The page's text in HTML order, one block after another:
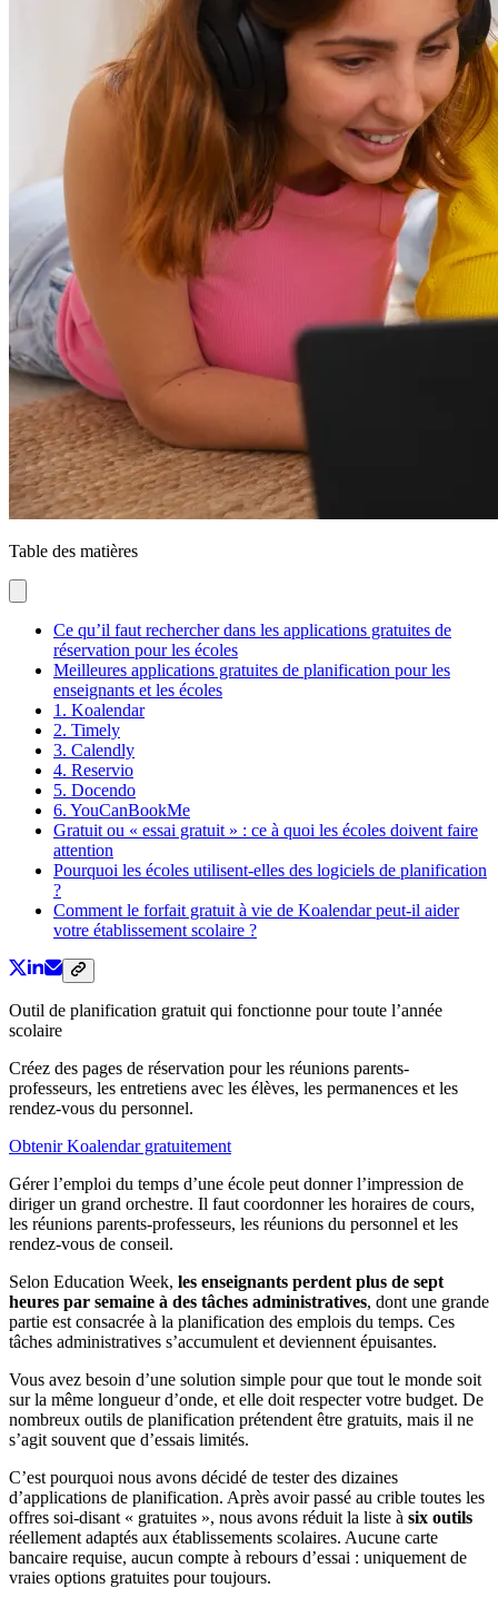
Table des matières
Ce qu’il faut rechercher dans les applications gratuites de
réservation pour les écoles
Meilleures applications gratuites de planification pour les
enseignants et les écoles
1. Koalendar
2. Timely
3. Calendly
4. Reservio
5. Docendo
6. YouCanBookMe
Gratuit ou « essai gratuit » : ce à quoi les écoles doivent faire
attention
Pourquoi les écoles utilisent-elles des logiciels de planification
?
Comment le forfait gratuit à vie de Koalendar peut-il aider
votre établissement scolaire ?
Outil de planification gratuit qui fonctionne pour toute l’année
scolaire
Créez des pages de réservation pour les réunions parents-
professeurs, les entretiens avec les élèves, les permanences et les
rendez-vous du personnel.
Obtenir Koalendar gratuitement
Gérer l’emploi du temps d’une école peut donner l’impression de
diriger un grand orchestre. Il faut coordonner les horaires de cours,
les réunions parents-professeurs, les réunions du personnel et les
rendez-vous de conseil.
Selon Education Week, les enseignants perdent plus de sept
heures par semaine à des tâches administratives, dont une grande
partie est consacrée à la planification des emplois du temps. Ces
tâches administratives s’accumulent et deviennent épuisantes.
Vous avez besoin d’une solution simple pour que tout le monde soit
sur la même longueur d’onde, et elle doit respecter votre budget. De
nombreux outils de planification prétendent être gratuits, mais il ne
s’agit souvent que d’essais limités.
C’est pourquoi nous avons décidé de tester des dizaines
d’applications de planification. Après avoir passé au crible toutes les
offres soi-disant « gratuites », nous avons réduit la liste à six outils
réellement adaptés aux établissements scolaires. Aucune carte
bancaire requise, aucun compte à rebours d’essai : uniquement de
vraies options gratuites pour toujours.